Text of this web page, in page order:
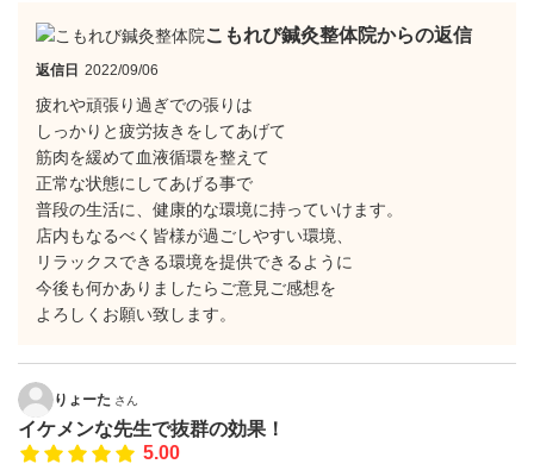
こもれび鍼灸整体院からの返信
返信日 2022/09/06
疲れや頑張り過ぎでの張りは
しっかりと疲労抜きをしてあげて
筋肉を緩めて血液循環を整えて
正常な状態にしてあげる事で
普段の生活に、健康的な環境に持っていけます。
店内もなるべく皆様が過ごしやすい環境、
リラックスできる環境を提供できるように
今後も何かありましたらご意見ご感想を
よろしくお願い致します。
りょーた さん
イケメンな先生で抜群の効果！
5.00